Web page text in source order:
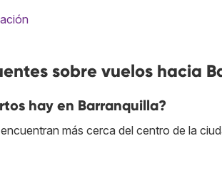
sobre vuelos hacia
hay en Barranquilla?
más cerca del centro de la